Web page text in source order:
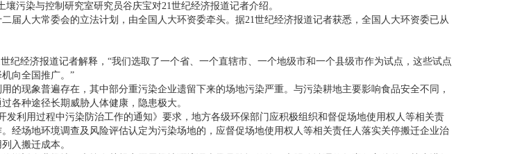
污染与控制研究室研究员谷庆宝对21世纪经济报道记者介绍。
人大常委会的立法计划，由全国人大环资委牵头。据21世纪经济报道记者获悉，全国人大环资委已从
经济报道记者解释，“我们选取了一个省、一个直辖市、一个地级市和一个县级市作为试点，这些试点
向全国推广。”
现象普遍存在，其中部分重污染企业遗留下来的场地污染严重。与污染耕地主要影响食品安全不同，
各种途径长期威胁人体健康，隐患极大。
用过程中污染防治工作的通知》要求，地方各级环保部门应积极组织和督促场地使用权人等相关责
经场地环境调查及风险评估认定为污染场地的，应督促场地使用权人等相关责任人落实关停搬迁企业治
入搬迁成本。